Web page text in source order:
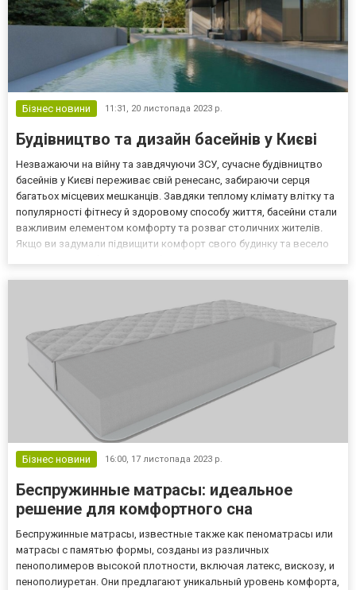
Бізнес новини 11:31, 20 листопада 2023 р.
Будівництво та дизайн басейнів у Києві
Незважаючи на війну та завдячуючи ЗСУ, сучасне будівництво
басейнів у Києві переживає свій ренесанс, забираючи серця
багатьох місцевих мешканців. Завдяки теплому клімату влітку та
популярності фітнесу й здоровому способу життя, басейни стали
важливим елементом комфорту та розваг столичних жителів.
Якщо ви задумали підвищити комфорт свого будинку та весело
Бізнес новини 16:00, 17 листопада 2023 р.
Беспружинные матрасы: идеальное
решение для комфортного сна
Беспружинные матрасы, известные также как пеноматрасы или
матрасы с памятью формы, созданы из различных
пенополимеров высокой плотности, включая латекс, вискозу, и
пенополиуретан. Они предлагают уникальный уровень комфорта,